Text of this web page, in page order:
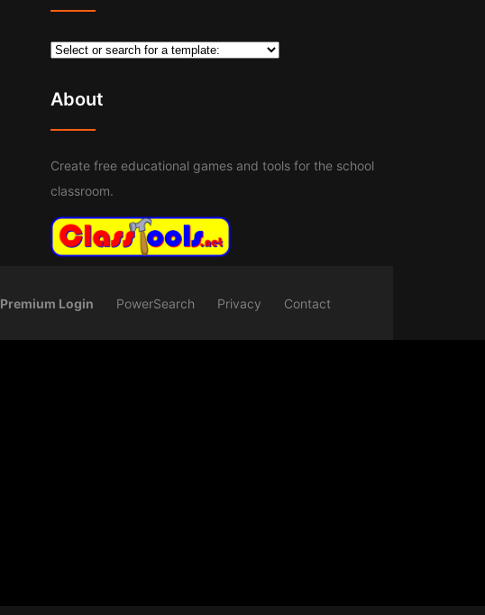
About
Create free educational games and tools for the school
classroom.
Premium Login PowerSearch Privacy Contact